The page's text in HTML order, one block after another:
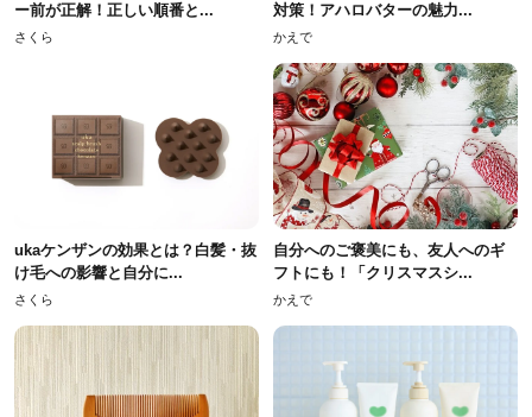
ー前が正解！正しい順番と...
さくら
対策！アハロバターの魅力...
かえで
ukaケンザンの効果とは？白髪・抜
け毛への影響と自分に...
さくら
自分へのご褒美にも、友人へのギ
フトにも！「クリスマスシ...
かえで